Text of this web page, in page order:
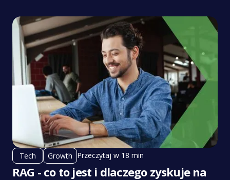
Tech Growth Przeczytaj w 18 min
RAG - co to jest i dlaczego zyskuje na